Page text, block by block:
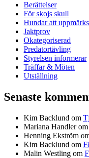
Berättelser
För skojs skull
Hundar att
Jaktprov
Okategoriserad
Predatortävling
Styrelsen informerar
Träffar & Möten
Utställning
Senaste
Kim Backlund om
Mariana Handlerom
Henning Ekström
Kim Backlund om
Malin Westling om